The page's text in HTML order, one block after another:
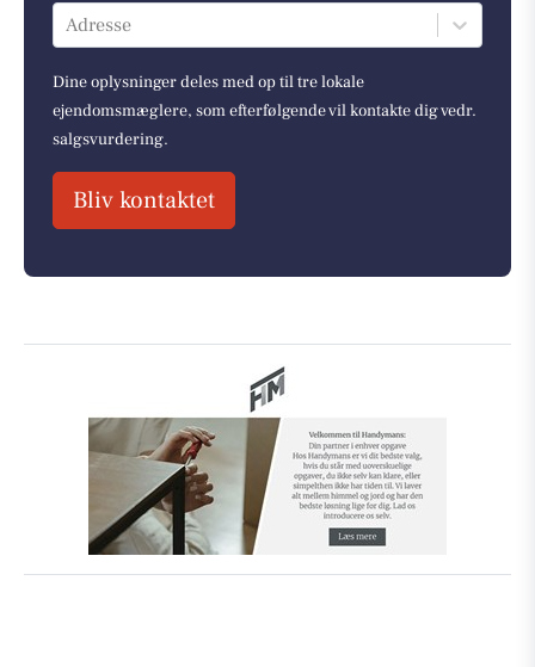
Adresse
Dine oplysninger deles med op til tre lokale
ejendomsmæglere, som efterfølgende vil kontakte dig vedr.
salgsvurdering.
Bliv kontaktet